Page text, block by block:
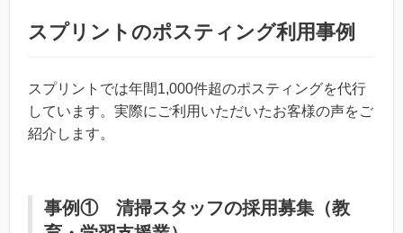
スプリントのポスティング利用事例
スプリントでは年間1,000件超のポスティングを代行
しています。実際にご利用いただいたお客様の声をご
紹介します。
事例① 清掃スタッフの採用募集（教